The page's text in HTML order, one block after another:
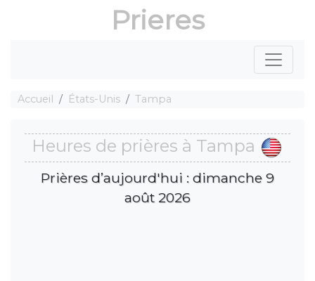
Prieres
Accueil États-Unis Tampa
Heures de prières à Tampa
Prières d’aujourd'hui : dimanche 9
août 2026